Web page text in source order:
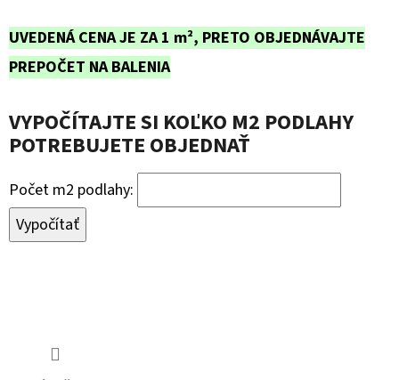
UVEDENÁ CENA JE ZA 1 m², PRETO OBJEDNÁVAJTE
PREPOČET NA BALENIA
VYPOČÍTAJTE SI KOĽKO M2 PODLAHY
POTREBUJETE OBJEDNAŤ
Počet m2 podlahy:
Vypočítať